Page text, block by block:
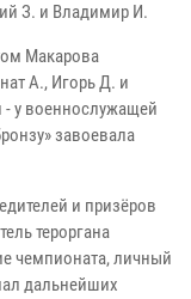
З. и Владимир И.
Макарова
А., Игорь Д. и
у военнослужащей
завоевала
и призёров
тероргана
чемпионата, личный
дальнейших